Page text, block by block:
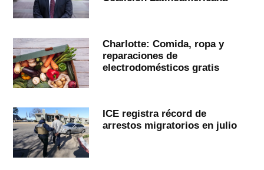
Charlotte: Comida, ropa y
reparaciones de
electrodomésticos gratis
ICE registra récord de
arrestos migratorios en julio